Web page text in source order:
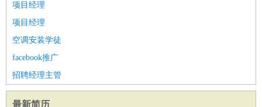
项目经理
项目经理
空调安装学徒
facebook推广
招聘经理主管
最新简历